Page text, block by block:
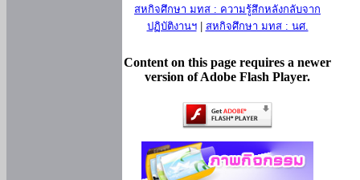
สหกิจศึกษา มทส : ความรู้สึกหลังกลับจาก
ปฏิบัติงานฯ| สหกิจศึกษา มทส : นศ.
Content on this page requires a newer
version of Adobe Flash Player.